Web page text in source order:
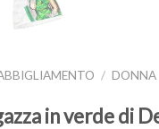
/ DONNA
in verde di